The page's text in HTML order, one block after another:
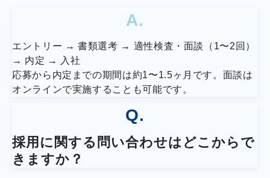
A.
エントリー → 書類選考 → 適性検査・面談（1〜2回）
→ 内定 → 入社
応募から内定までの期間は約1〜1.5ヶ月です。面談は
オンラインで実施することも可能です。
Q.
採用に関する問い合わせはどこからで
きますか？